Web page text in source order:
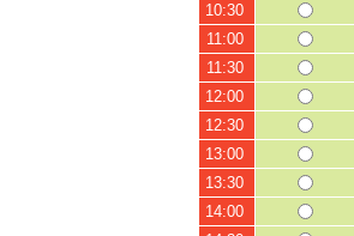
10:30
11:00
11:30
12:00
12:30
13:00
13:30
14:00